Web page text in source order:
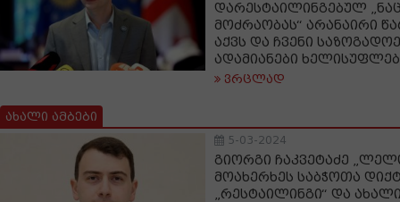
დარესტაილინგებულ
მოძრაობას“ არანაირი
აქვს და ჩვენი
ადამიანები
ვრცლად
ახალი ამბები
5-03-2024
გიორგი ჩაკვეტაძე
მოახერხეს საბჭოთა
„რესტაილინგი“ და